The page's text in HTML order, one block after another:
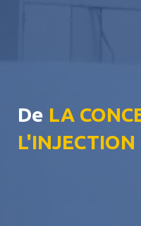
De LA
L'INJECTION